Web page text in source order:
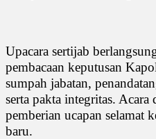
Upacara sertijab
pembacaan keputusan
sumpah jabatan,
serta pakta integritas.
pemberian ucapan selamat
baru.